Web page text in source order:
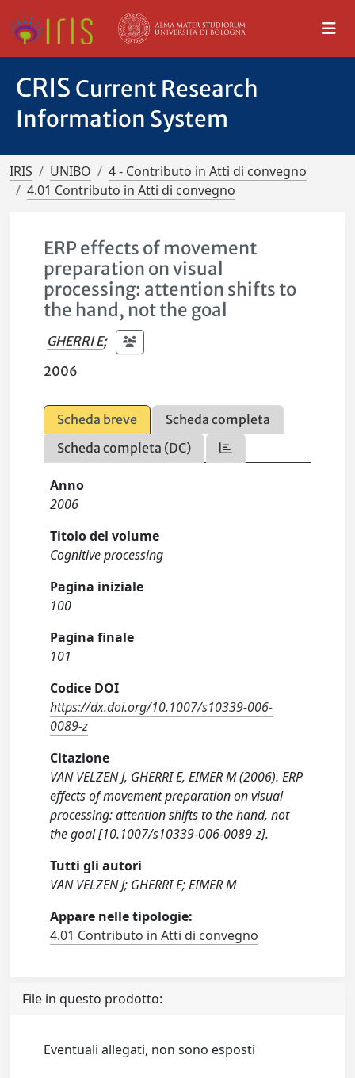
CRIS Current Research
Information System
IRIS UNIBO
4 - Contributo in Atti di convegno
4.01 Contributo in Atti di convegno
ERP effects of movement
preparation on visual
processing: attention shifts to
the hand, not the goal
GHERRI E;
2006
Scheda breve
Scheda completa
Scheda completa (DC)
Anno
2006
Titolo del volume
Cognitive processing
Pagina iniziale
100
Pagina finale
101
Codice DOI
https://dx.doi.org/10.1007/s10339-006-
0089-z
Citazione
VAN VELZEN J, GHERRI E, EIMER M (2006). ERP
effects of movement preparation on visual
processing: attention shifts to the hand, not
the goal [10.1007/s10339-006-0089-z].
Tutti gli autori
VAN VELZEN J; GHERRI E; EIMER M
Appare nelle tipologie:
4.01 Contributo in Atti di convegno
File in questo prodotto:
Eventuali allegati, non sono esposti